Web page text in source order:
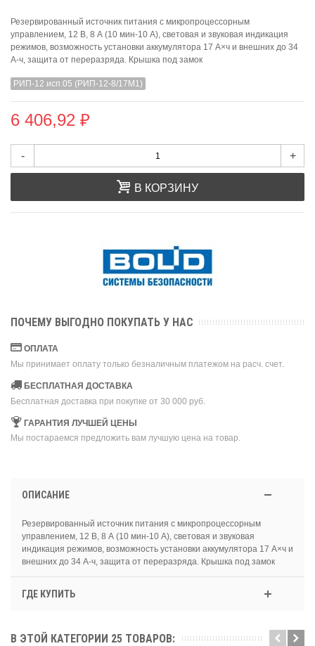
Резервированный источник питания с микропроцессорным
управлением, 12 В, 8 А (10 мин-10 А), световая и звуковая индикация
режимов, возможность установки аккумулятора 17 А×ч и внешних до 34
А-ч, защита от переразряда. Крышка под замок
РИП-12 исп.05 (РИП-12-8/17М1)
6 406,92 ₽
- +
В КОРЗИНУ
ПОЧЕМУ ВЫГОДНО ПОКУПАТЬ У НАС
ОПЛАТА
Мы принимает оплату только безналичным платежом на расч. счет.
БЕСПЛАТНАЯ ДОСТАВКА
Бесплатная доставка при покупке от 30 000 руб.
ГАРАНТИЯ ЛУЧШЕЙ ЦЕНЫ
Мы постараемся предложить вам лучшую цена на товар.
ОПИСАНИЕ
Резервированный источник питания с микропроцессорным
управлением, 12 В, 8 А (10 мин-10 А), световая и звуковая
индикация режимов, возможность установки аккумулятора 17 А×ч и
внешних до 34 А-ч, защита от переразряда. Крышка под замок
ГДЕ КУПИТЬ
В ЭТОЙ КАТЕГОРИИ 25 ТОВАРОВ: